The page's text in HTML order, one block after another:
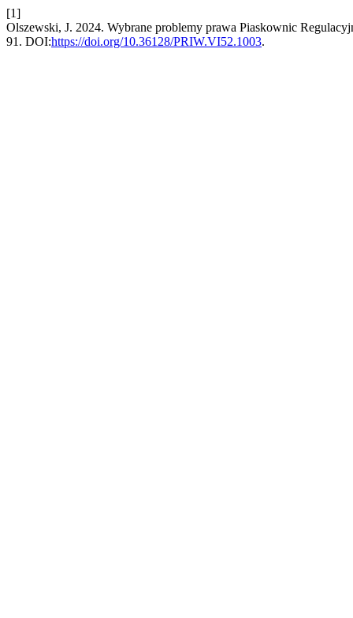
[1]
Olszewski, J. 2024. Wybrane problemy prawa Piaskownic
91. DOI:https://doi.org/10.36128/PRIW.VI52.1003.